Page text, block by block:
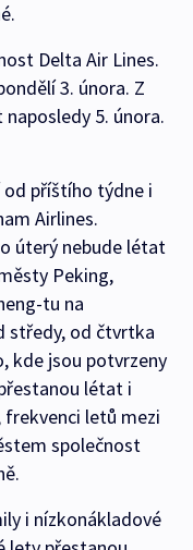
Delta Air Lines.
3. února. Z
5. února.
od příštího týdne i
Airlines.
úterý nebude létat
Peking,
tu na
středy, od čtvrtka
kde jsou potvrzeny
létat i
letů mezi
společnost
i nízkonákladové